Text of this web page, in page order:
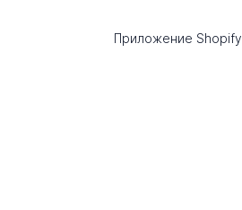
Приложение Shopify